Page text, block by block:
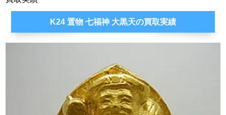
K24 置物 七福神 大黒天の買取実績